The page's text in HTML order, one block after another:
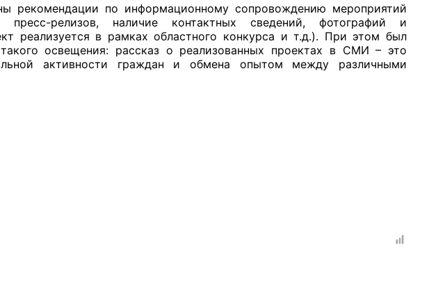
по информационному сопровождению мероприятий
релизов, наличие контактных сведений, фотографий и
реализуется в рамках областного конкурса и т.д.). При этом был
освещения: рассказ о реализованных проектах в СМИ – это
активности граждан и обмена опытом между различными